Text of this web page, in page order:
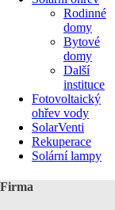
Rodinné
domy
Bytové
domy
Další
instituce
Fotovoltaický
ohřev vody
SolarVenti
Rekuperace
Solární lampy
Firma